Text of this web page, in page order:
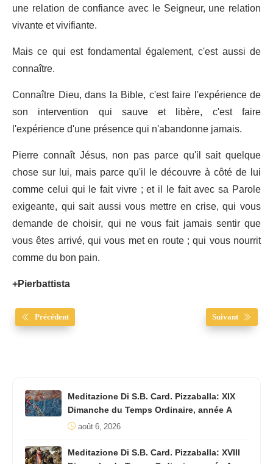
une relation de confiance avec le Seigneur, une relation
vivante et vivifiante.
Mais ce qui est fondamental également, c'est aussi de
connaître.
Connaître Dieu, dans la Bible, c'est faire l'expérience de
son intervention qui sauve et libère, c'est faire
l'expérience d'une présence qui n'abandonne jamais.
Pierre connaît Jésus, non pas parce qu'il sait quelque
chose sur lui, mais parce qu'il le découvre à côté de lui
comme celui qui le fait vivre ; et il le fait avec sa Parole
exigeante, qui sait aussi vous mettre en crise, qui vous
demande de choisir, qui ne vous fait jamais sentir que
vous êtes arrivé, qui vous met en route ; qui vous nourrit
comme du bon pain.
+Pierbattista
Précédent Suivant
Meditazione Di S.B. Card. Pizzaballa: XIX
Dimanche du Temps Ordinaire, année A
août 6, 2026
Meditazione Di S.B. Card. Pizzaballa: XVIII